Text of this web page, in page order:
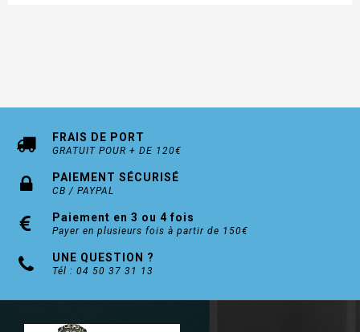
FRAIS DE PORT
GRATUIT POUR + DE 120€
PAIEMENT SÉCURISÉ
CB / PAYPAL
Paiement en 3 ou 4 fois
Payer en plusieurs fois à partir de 150€
UNE QUESTION ?
Tél : 04 50 37 31 13